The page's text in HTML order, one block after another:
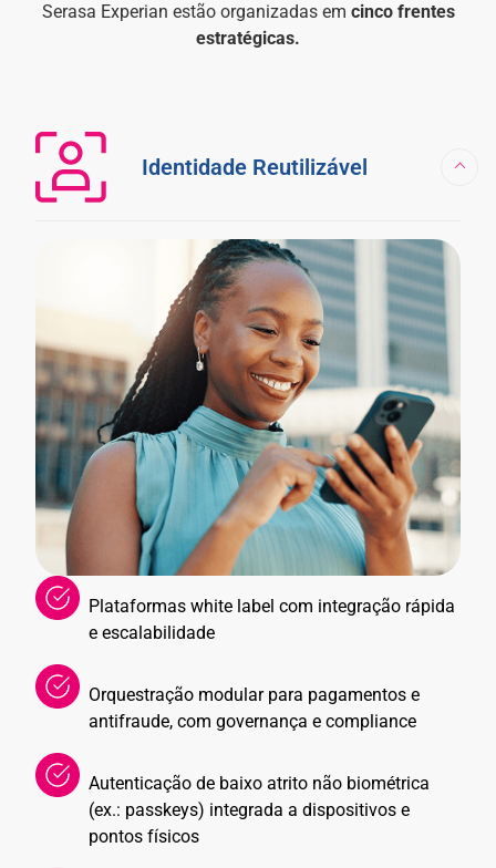
Serasa Experian estão organizadas em cinco frentes
estratégicas.
Identidade Reutilizável
Plataformas white label com integração rápida
e escalabilidade
Orquestração modular para pagamentos e
antifraude, com governança e compliance
Autenticação de baixo atrito não biométrica
(ex.: passkeys) integrada a dispositivos e
pontos físicos